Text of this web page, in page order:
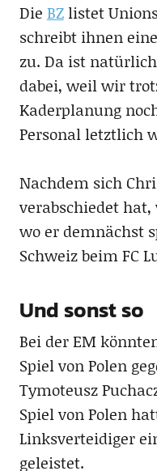
Die BZlistet
schreibt ihnen
zu. Da ist
dabei, weil wir
Kaderplanung
Personal letztlich
Nachdem sich
verabschiedet
wo er demnächst
Schweiz beim FC
Und sonst so
Bei der EM
Spiel von Polen
Tymoteusz
Spiel von Polen
Linksverteidiger
geleistet.